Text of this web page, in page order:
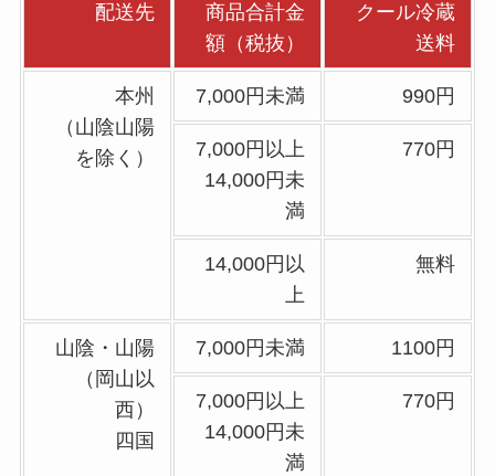
配送先
商品合計金
額（税抜）
クール冷蔵
送料
本州
（山陰山陽
を除く）
7,000円未満 990円
7,000円以上
14,000円未
満
770円
14,000円以
上
無料
山陰・山陽
（岡山以
西）
四国
7,000円未満 1100円
7,000円以上
14,000円未
満
770円